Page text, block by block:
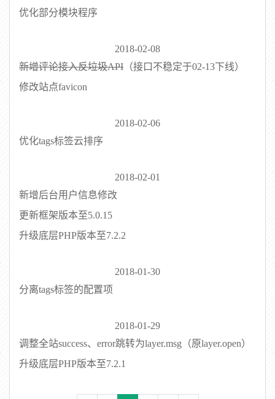
优化部分模块程序
2018-02-08
新增评论接入反垃圾API （接口不稳定于02-13下线）
修改站点favicon
2018-02-06
优化tags标签云排序
2018-02-01
新增后台用户信息修改
更新框架版本至5.0.15
升级底层PHP版本至7.2.2
2018-01-30
分离tags标签的配置项
2018-01-29
调整全站success、error跳转为layer.msg（原layer.open）
升级底层PHP版本至7.2.1